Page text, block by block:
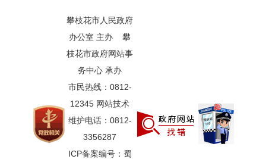
攀枝花市人民政府
办公室 主办 攀
枝花市政府网站事
务中心 承办
市民热线：0812-
12345 网站技术
维护电话：0812-
3356287
ICP备案编号：蜀